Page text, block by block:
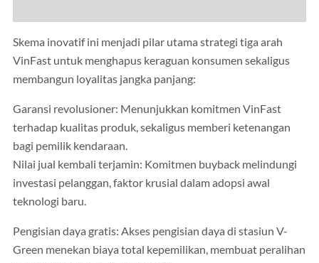
Skema inovatif ini menjadi pilar utama strategi tiga arah
VinFast untuk menghapus keraguan konsumen sekaligus
membangun loyalitas jangka panjang:
Garansi revolusioner: Menunjukkan komitmen VinFast
terhadap kualitas produk, sekaligus memberi ketenangan
bagi pemilik kendaraan.
Nilai jual kembali terjamin: Komitmen buyback melindungi
investasi pelanggan, faktor krusial dalam adopsi awal
teknologi baru.
Pengisian daya gratis: Akses pengisian daya di stasiun V-
Green menekan biaya total kepemilikan, membuat peralihan